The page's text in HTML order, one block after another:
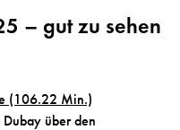
– gut zu sehen
(106.22 Min.)
über den